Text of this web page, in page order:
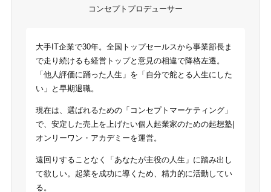
コンセプトプロデューサー
大手IT企業で30年。全国トップセールスから事業部長ま
で走り続けるも経営トップと意見の相違で降格左遷。
「他人評価に踊った人生」を「自分で舵とる人生にした
い」と早期退職。
現在は、選ばれるための「コンセプトマーケティング」
で、安定した売上を上げたい個人起業家のための起想塾|
オンリーワン・アカデミーを運営。
遠回りすることなく「あなたが主役の人生」に踏み出し
て欲しい。起業を成功に導くため、精力的に活動してい
る。